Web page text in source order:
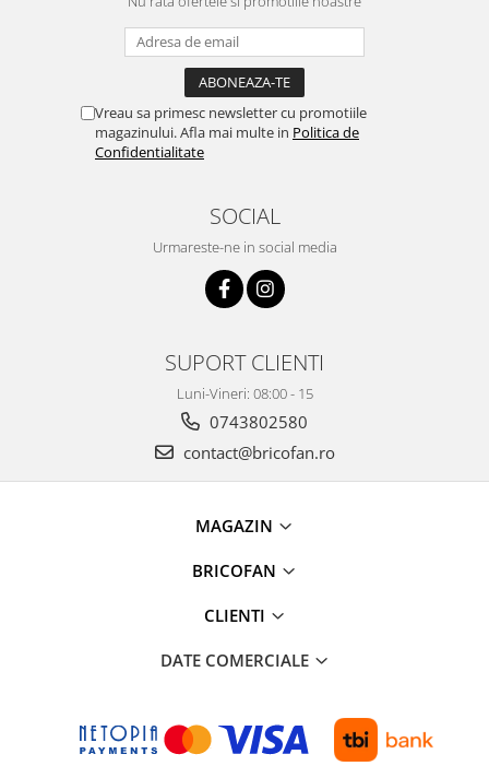
Aparate de spalat cu presiune
Articole si accesorii pentru baie
Baterii baie
Chiuvete bucatarie compozit
incalzire
Paturi electrice cu incalzire
Kituri de siguranta si supravietuire
Kit-uri siguranta auto
Vreau sa primesc newsletter cu promotiile
magazinului. Afla mai multe in Politica de
Confidentialitate
SOCIAL
Urmareste-ne in social media
SUPORT CLIENTI
Luni-Vineri: 08:00 - 15
0743802580
contact@bricofan.ro
MAGAZIN
BRICOFAN
CLIENTI
DATE COMERCIALE